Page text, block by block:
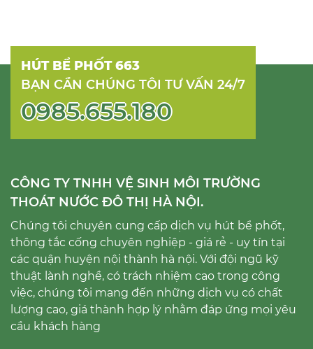
HÚT BỂ PHỐT 663
BẠN CẦN CHÚNG TÔI TƯ VẤN 24/7
0985.655.180
CÔNG TY TNHH VỆ SINH MÔI TRƯỜNG
THOÁT NƯỚC ĐÔ THỊ HÀ NỘI.
Chúng tôi chuyên cung cấp dịch vụ hút bể phốt,
thông tắc cống chuyên nghiệp - giá rẻ - uy tín tại
các quận huyện nội thành hà nội. Với đội ngũ kỹ
thuật lành nghề, có trách nhiệm cao trong công
việc, chúng tôi mang đến những dịch vụ có chất
lượng cao, giá thành hợp lý nhằm đáp ứng mọi yêu
cầu khách hàng